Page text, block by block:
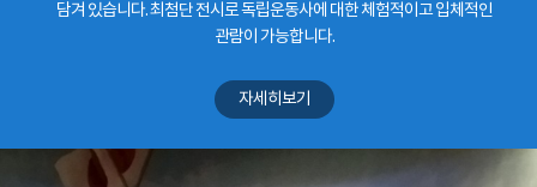
담겨 있습니다. 최첨단 전시로 독립운동사에 대한 체험적이고 입체적인
관람이 가능합니다.
자세히보기